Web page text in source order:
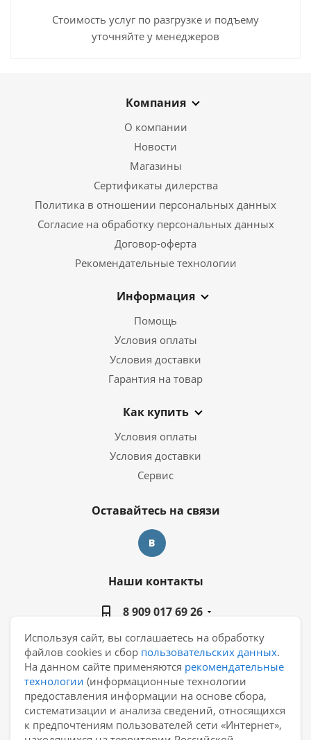
Стоимость услуг по разгрузке и подъему
уточняйте у менеджеров
Компания
О компании
Новости
Магазины
Сертификаты дилерства
Политика в отношении персональных данных
Согласие на обработку персональных данных
Договор-оферта
Рекомендательные технологии
Информация
Помощь
Условия оплаты
Условия доставки
Гарантия на товар
Как купить
Условия оплаты
Условия доставки
Сервис
Оставайтесь на связи
Наши контакты
8 909 017 69 26
manager@casa-ceramica.ru
Екатеринбург, ул. Новинская 2, склад "С15"
Используя сайт, вы соглашаетесь на обработку
файлов cookies и сбор пользовательских данных.
На данном сайте применяются рекомендательные
технологии (информационные технологии
предоставления информации на основе сбора,
систематизации и анализа сведений, относящихся
к предпочтениям пользователей сети «Интернет»,